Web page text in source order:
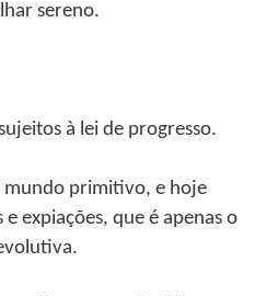
sereno.
à lei de progresso.
mundo primitivo, e hoje
expiações, que é apenas o